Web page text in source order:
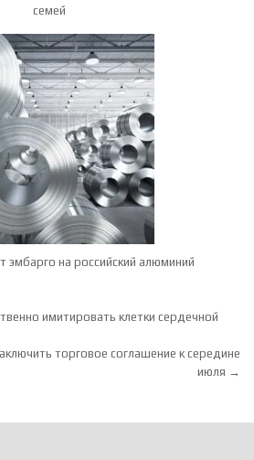
семей
эмбарго на российский алюминий
записям
имитировать клетки сердечной
торговое соглашение к середине
июля →